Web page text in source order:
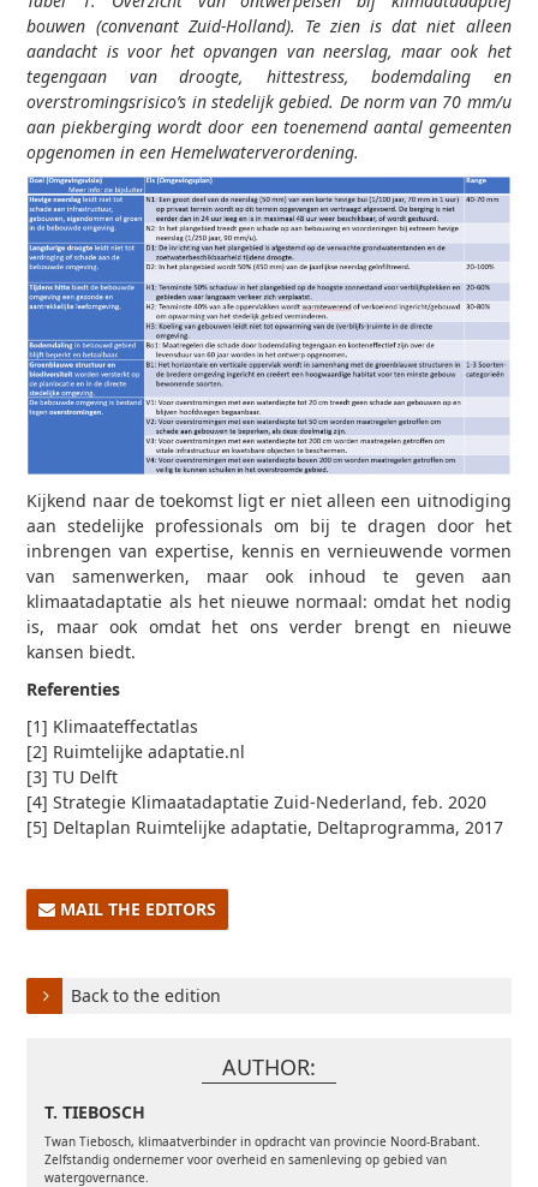
bouwen (convenant Zuid-Holland). Te zien is dat niet alleen
aandacht is voor het opvangen van neerslag, maar ook het
tegengaan van droogte, hittestress, bodemdaling en
overstromingsrisico’s in stedelijk gebied. De norm van 70 mm/u
aan piekberging wordt door een toenemend aantal gemeenten
opgenomen in een Hemelwaterverordening.
Kijkend naar de toekomst ligt er niet alleen een uitnodiging
aan stedelijke professionals om bij te dragen door het
inbrengen van expertise, kennis en vernieuwende vormen
van samenwerken, maar ook inhoud te geven aan
klimaatadaptatie als het nieuwe normaal: omdat het nodig
is, maar ook omdat het ons verder brengt en nieuwe
kansen biedt.
Referenties
[1] Klimaateffectatlas
[2] Ruimtelijke adaptatie.nl
[3] TU Delft
[4] Strategie Klimaatadaptatie Zuid-Nederland, feb. 2020
[5] Deltaplan Ruimtelijke adaptatie, Deltaprogramma, 2017
MAIL THE EDITORS
Back to the edition
AUTHOR:
T. TIEBOSCH
Twan Tiebosch, klimaatverbinder in opdracht van provincie Noord-Brabant.
Zelfstandig ondernemer voor overheid en samenleving op gebied van
watergovernance.